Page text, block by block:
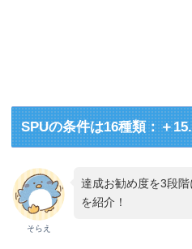
SPUの条件は16種類：＋
そらえ
達成お勧め度を3段
を紹介！